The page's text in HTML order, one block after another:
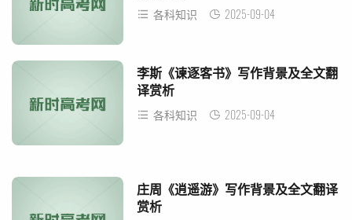
各科知识 2025-09-04
李斯《谏逐客书》写作背景及全文翻
译赏析
各科知识 2025-09-04
庄周《逍遥游》写作背景及全文翻译
赏析